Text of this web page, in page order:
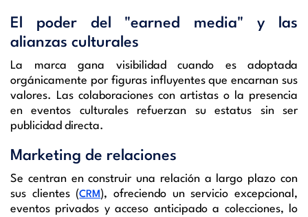
El poder del "earned media" y las
alianzas culturales
La marca gana visibilidad cuando es adoptada
orgánicamente por figuras influyentes que encarnan sus
valores. Las colaboraciones con artistas o la presencia
en eventos culturales refuerzan su estatus sin ser
publicidad directa.
Marketing de relaciones
Se centran en construir una relación a largo plazo con
sus clientes (CRM ), ofreciendo un servicio excepcional,
eventos privados y acceso anticipado a colecciones, lo